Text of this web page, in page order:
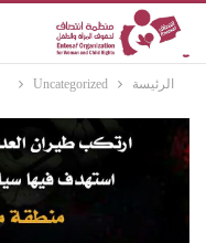
الرئيسة Uncategorized